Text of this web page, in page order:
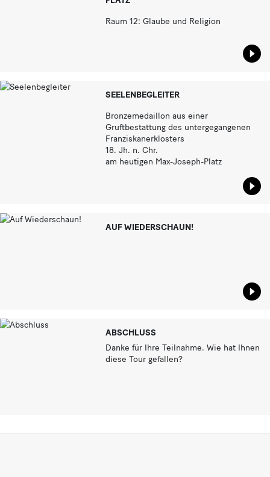
Raum 12: Glaube und Religion
SEELENBEGLEITER
Bronzemedaillon aus einer
Gruftbestattung des untergegangenen
Franziskanerklosters
18. Jh. n. Chr.
am heutigen Max-Joseph-Platz
AUF WIEDERSCHAUN!
ABSCHLUSS
Danke für Ihre Teilnahme. Wie hat Ihnen
diese Tour gefallen?